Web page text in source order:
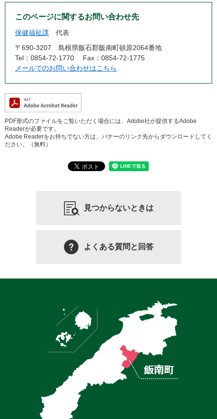
このページに関するお問い合わせ先
保健福祉課
代表
〒690-3207
島根県飯石郡飯南町頓原2064番地
Tel：0854-72-1770
Fax：0854-72-1775
メールでのお問い合わせはこちら
PDF形式のファイルをご覧いただく場合には、Adobe社が提供するAdobe
Readerが必要です。
Adobe Readerをお持ちでない方は、バナーのリンク先からダウンロードしてく
ださい。（無料）
見つからないときは
よくある質問と回答